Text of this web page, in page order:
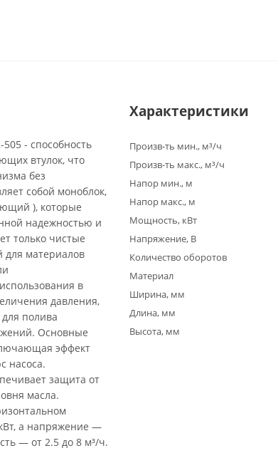
- способность
втулок, что
без
собой моноблок,
), которые
надежностью и
только чистые
для материалов
в
давления,
полива
Основные
эффект
насоса.
защита от
масла.
а напряжение —
— от 2.5 до 8 м³/ч.
Характеристики
Произв-ть мин., м³/ч
Произв-ть макс., м³/ч
Напор мин., м
Напор макс., м
Мощность, кВт
Напряжение, В
Количество оборотов
Материал
Ширина, мм
Длина, мм
Высота, мм